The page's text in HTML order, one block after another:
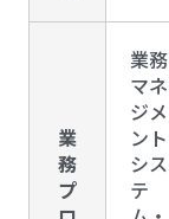
業
務
プ
業務
マネ
ジメ
ント
シス
テ